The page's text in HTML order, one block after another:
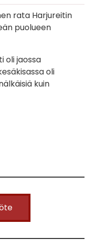
rata Harjureitin
puolueen
oli jaossa
oli
kuin